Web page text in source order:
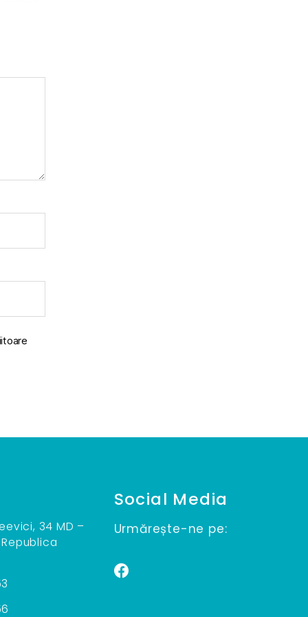
34 MD –
Social Media
Urmărește-ne pe: